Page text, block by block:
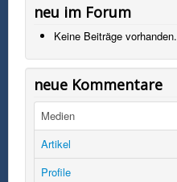
neu im Forum
Keine Beiträge vorhanden.
neue Kommentare
Medien
Artikel
Profile